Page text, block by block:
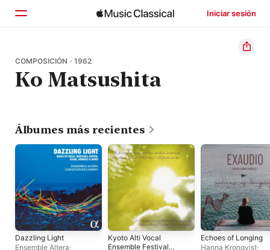
Iniciar sesión
Inicio
Explorar
COMPOSICIÓN · 1962
Ko Matsushita
Álbumes más recientes
Dazzling Light
Ensemble Altera·
Kyoto Alti Vocal
Ensemble Festival
Echoes of Longing
Hanna Kronqvist·